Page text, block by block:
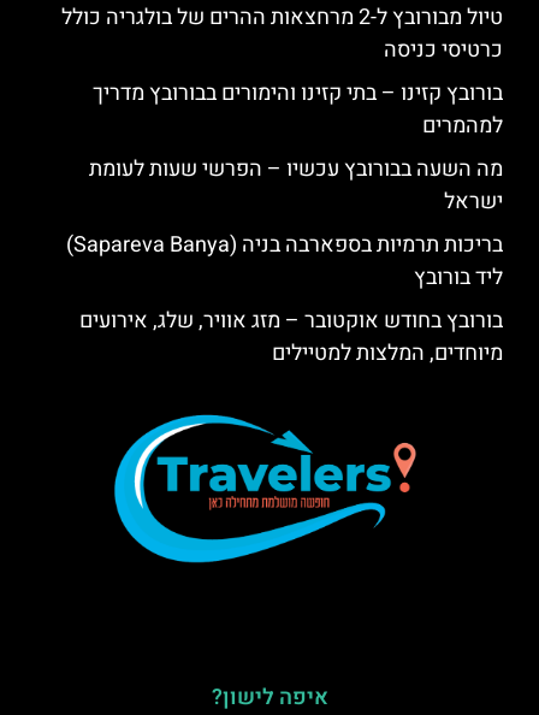
טיול מבורובץ ל-2 מרחצאות ההרים של בולגריה כולל
כרטיסי כניסה
בורובץ קזינו – בתי קזינו והימורים בבורובץ מדריך
למהמרים
מה השעה בבורובץ עכשיו – הפרשי שעות לעומת
ישראל
בריכות תרמיות בספארבה בניה (Sapareva Banya)
ליד בורובץ
בורובץ בחודש אוקטובר – מזג אוויר, שלג, אירועים
מיוחדים, המלצות למטיילים
איפה לישון?